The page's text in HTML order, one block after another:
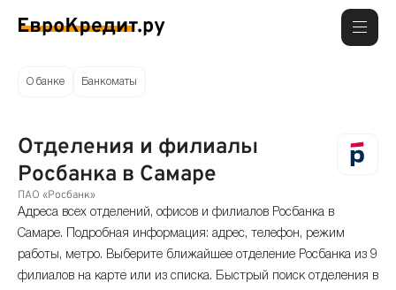
О банке Банкоматы
Отделения и филиалы
Росбанка в Самаре
ПАО «Росбанк»
Адреса всех отделений, офисов и филиалов Росбанка в
Самаре. Подробная информация: адрес, телефон, режим
работы, метро. Выберите ближайшее отделение Росбанка из 9
филиалов на карте или из списка. Быстрый поиск отделения в